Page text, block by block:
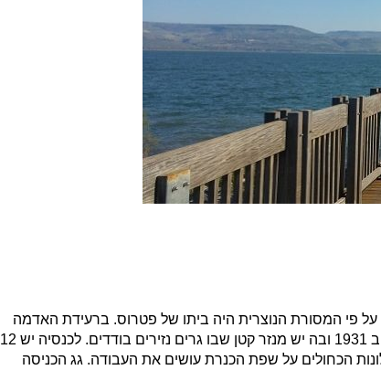
על פי המסורת הנוצרית היה ביתו של פטרוס. ברעידת האדמה
שהתרחשה כאן בשנת 749 כפר נחום חרב (אותה רעידת אדמה שהחריבה גם את בית שאן). הכנסיה הוקמה ב 1931 ובה יש מנזר קטן שבו גרים נזירים בודדים. לכנסיה יש 12
הכחולים על שפת הכנרת עושים את העבודה. גג הכניסה